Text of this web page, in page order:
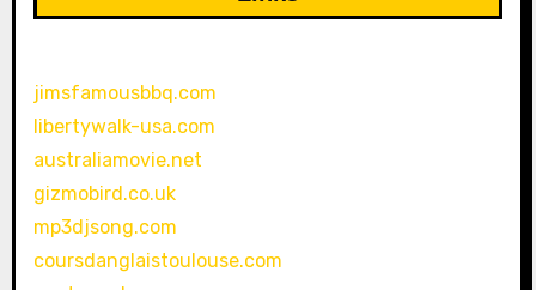
jimsfamousbbq.com
libertywalk-usa.com
australiamovie.net
gizmobird.co.uk
mp3djsong.com
coursdanglaistoulouse.com